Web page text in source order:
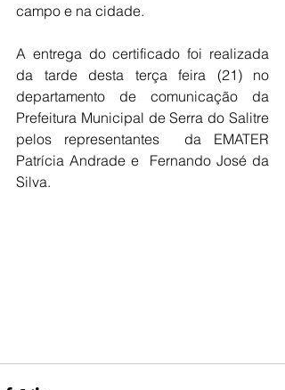
campo e na cidade.
A entrega do certificado foi realizada
da tarde desta terça feira (21) no
departamento de comunicação da
Prefeitura Municipal de Serra do Salitre
pelos representantes  da EMATER
Patrícia Andrade e  Fernando José da
Silva.